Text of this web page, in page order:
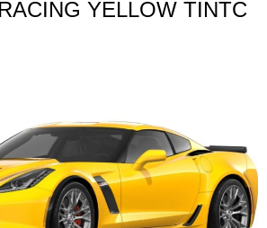
YELLOW TINTC